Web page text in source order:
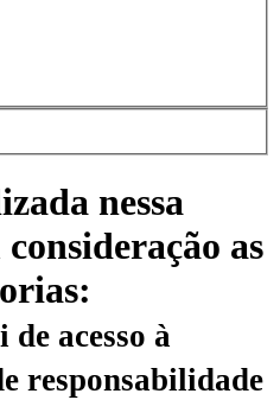
nessa
as
acesso à
responsabilidade